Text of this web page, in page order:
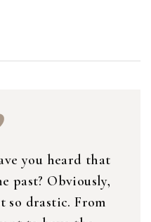
you heard that
past? Obviously,
so drastic. From